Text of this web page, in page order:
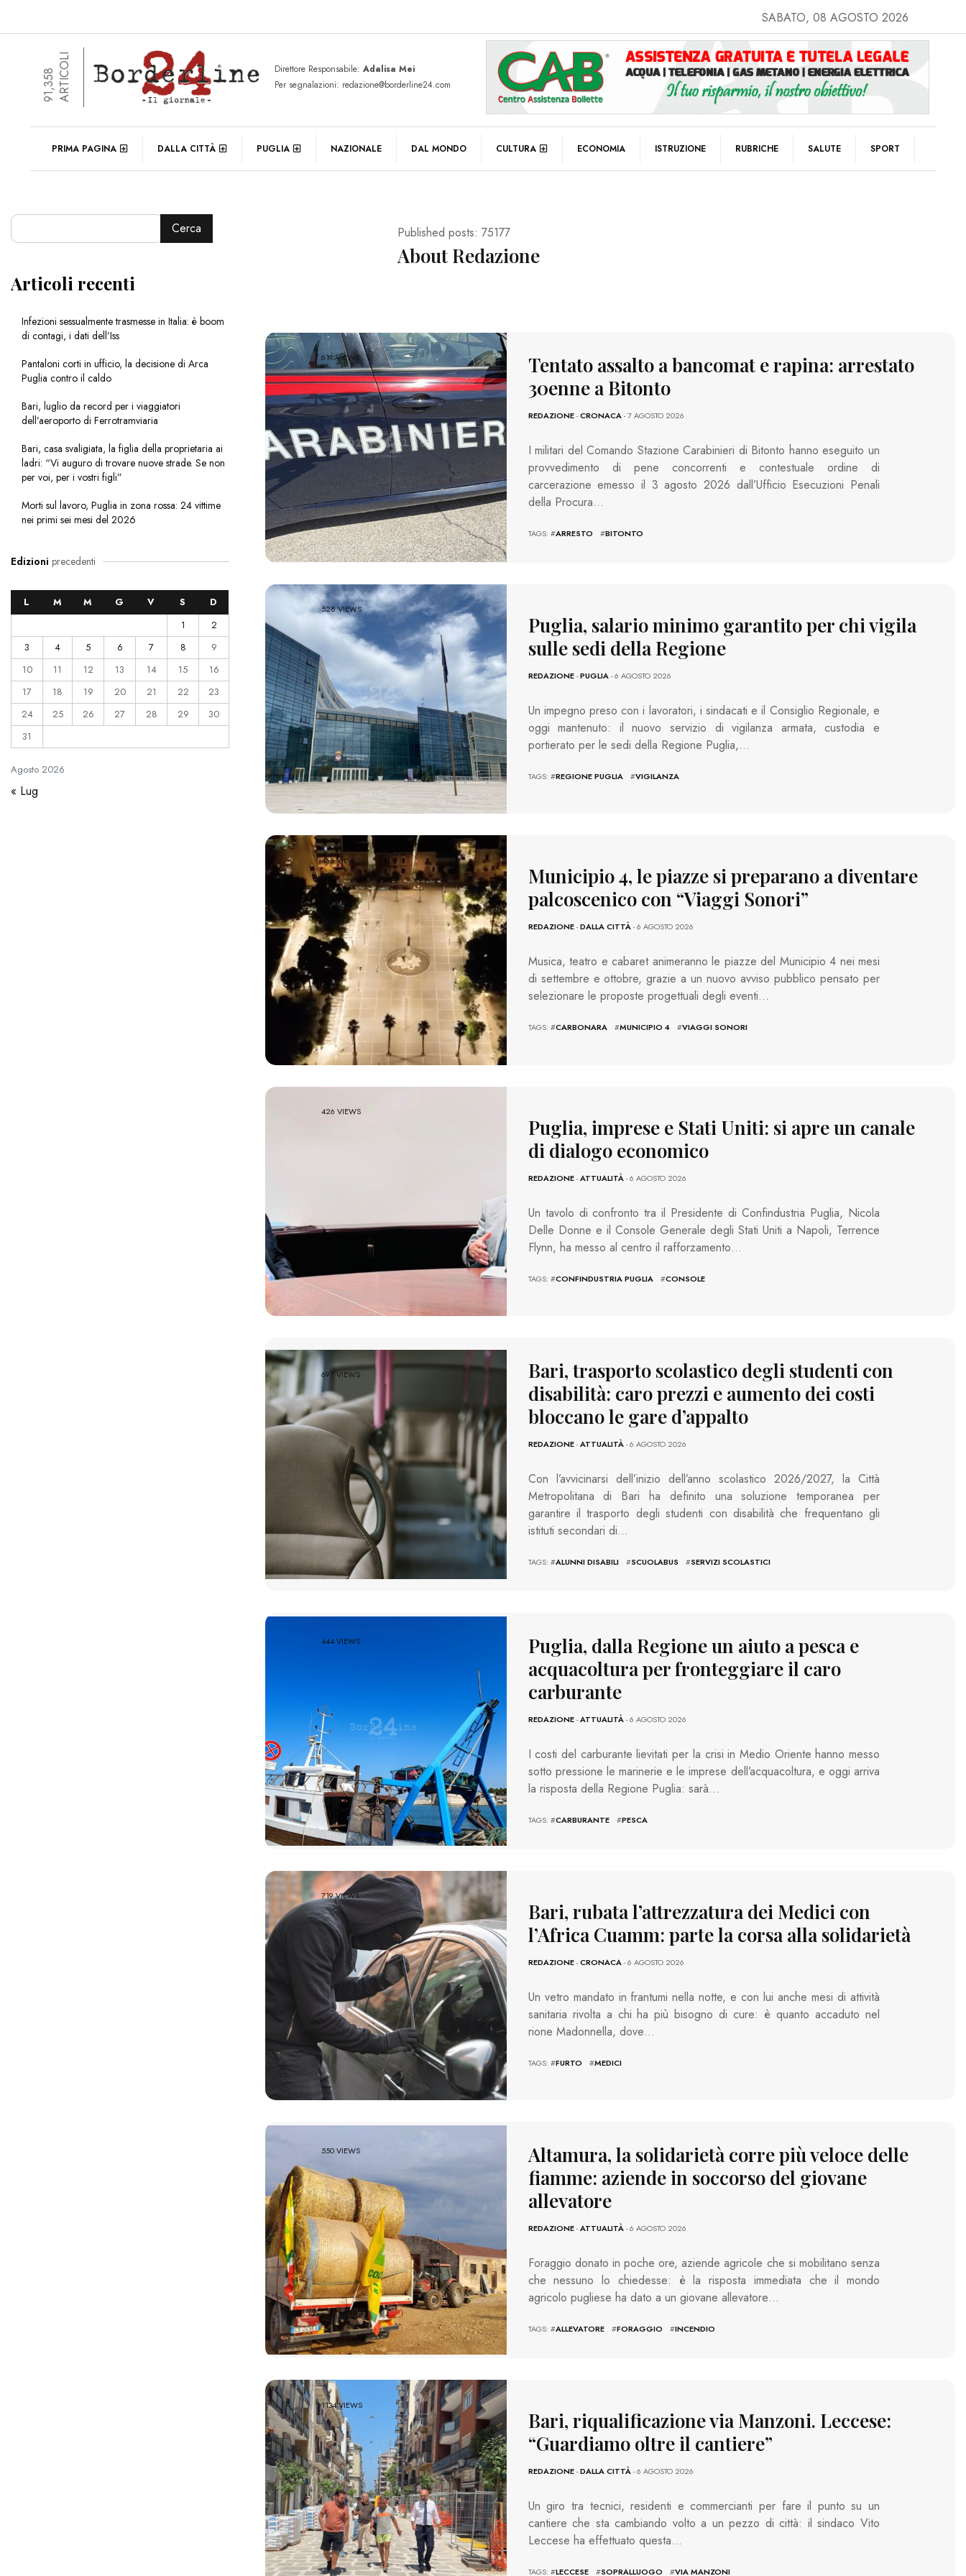
SABATO, 08 AGOSTO 2026
91,358ARTICOLI Direttore Responsabile: Adalisa Mei
Per segnalazioni: redazione@borderline24.com
PRIMA PAGINA DALLA CITTÀ PUGLIA NAZIONALE DAL MONDO CULTURA ECONOMIA ISTRUZIONE RUBRICHE SALUTE SPORT
Published posts: 75177
About Redazione
619 VIEWS
Tentato assalto a bancomat e rapina: arrestato
30enne a Bitonto
REDAZIONE-CRONACA- 7 AGOSTO 2026
I militari del Comando Stazione Carabinieri di Bitonto hanno eseguito un
provvedimento di pene concorrenti e contestuale ordine di
carcerazione emesso il 3 agosto 2026 dall’Ufficio Esecuzioni Penali
della Procura…
TAGS: #ARRESTO #BITONTO
528 VIEWS
Puglia, salario minimo garantito per chi vigila
sulle sedi della Regione
REDAZIONE-PUGLIA- 6 AGOSTO 2026
Un impegno preso con i lavoratori, i sindacati e il Consiglio Regionale, e
oggi mantenuto: il nuovo servizio di vigilanza armata, custodia e
portierato per le sedi della Regione Puglia,…
TAGS: #REGIONE PUGLIA #VIGILANZA
465 VIEWS
Municipio 4, le piazze si preparano a diventare
palcoscenico con “Viaggi Sonori”
REDAZIONE-DALLA CITTÀ- 6 AGOSTO 2026
Musica, teatro e cabaret animeranno le piazze del Municipio 4 nei mesi
di settembre e ottobre, grazie a un nuovo avviso pubblico pensato per
selezionare le proposte progettuali degli eventi…
TAGS: #CARBONARA #MUNICIPIO 4 #VIAGGI SONORI
426 VIEWS
Puglia, imprese e Stati Uniti: si apre un canale
di dialogo economico
REDAZIONE-ATTUALITÀ- 6 AGOSTO 2026
Un tavolo di confronto tra il Presidente di Confindustria Puglia, Nicola
Delle Donne e il Console Generale degli Stati Uniti a Napoli, Terrence
Flynn, ha messo al centro il rafforzamento…
TAGS: #CONFINDUSTRIA PUGLIA #CONSOLE
697 VIEWS
Bari, trasporto scolastico degli studenti con
disabilità: caro prezzi e aumento dei costi
bloccano le gare d’appalto
REDAZIONE-ATTUALITÀ- 6 AGOSTO 2026
Con l’avvicinarsi dell’inizio dell’anno scolastico 2026/2027, la Città
Metropolitana di Bari ha definito una soluzione temporanea per
garantire il trasporto degli studenti con disabilità che frequentano gli
istituti secondari di…
TAGS: #ALUNNI DISABILI #SCUOLABUS #SERVIZI SCOLASTICI
444 VIEWS
Puglia, dalla Regione un aiuto a pesca e
acquacoltura per fronteggiare il caro
carburante
REDAZIONE-ATTUALITÀ- 6 AGOSTO 2026
I costi del carburante lievitati per la crisi in Medio Oriente hanno messo
sotto pressione le marinerie e le imprese dell’acquacoltura, e oggi arriva
la risposta della Regione Puglia: sarà…
TAGS: #CARBURANTE #PESCA
719 VIEWS
Bari, rubata l’attrezzatura dei Medici con
l’Africa Cuamm: parte la corsa alla solidarietà
REDAZIONE-CRONACA- 6 AGOSTO 2026
Un vetro mandato in frantumi nella notte, e con lui anche mesi di attività
sanitaria rivolta a chi ha più bisogno di cure: è quanto accaduto nel
rione Madonnella, dove…
TAGS: #FURTO #MEDICI
550 VIEWS
Altamura, la solidarietà corre più veloce delle
fiamme: aziende in soccorso del giovane
allevatore
REDAZIONE-ATTUALITÀ- 6 AGOSTO 2026
Foraggio donato in poche ore, aziende agricole che si mobilitano senza
che nessuno lo chiedesse: è la risposta immediata che il mondo
agricolo pugliese ha dato a un giovane allevatore…
TAGS: #ALLEVATORE #FORAGGIO #INCENDIO
1134 VIEWS
Bari, riqualificazione via Manzoni. Leccese:
“Guardiamo oltre il cantiere”
REDAZIONE-DALLA CITTÀ- 6 AGOSTO 2026
Un giro tra tecnici, residenti e commercianti per fare il punto su un
cantiere che sta cambiando volto a un pezzo di città: il sindaco Vito
Leccese ha effettuato questa…
TAGS: #LECCESE #SOPRALLUOGO #VIA MANZONI
Cerca
Articoli recenti
Infezioni sessualmente trasmesse in Italia: è boom
di contagi, i dati dell’Iss
Pantaloni corti in ufficio, la decisione di Arca
Puglia contro il caldo
Bari, luglio da record per i viaggiatori
dell’aeroporto di Ferrotramviaria
Bari, casa svaligiata, la figlia della proprietaria ai
ladri: “Vi auguro di trovare nuove strade. Se non
per voi, per i vostri figli”
Morti sul lavoro, Puglia in zona rossa: 24 vittime
nei primi sei mesi del 2026
Edizioni precedenti
Agosto 2026
L M M G V S
D
1
2
3
4 5 6 7 8
9
10
11 12 13 14 15
16
17
18 19 20 21 22
23
24
25 26 27 28 29
30
31
« Lug